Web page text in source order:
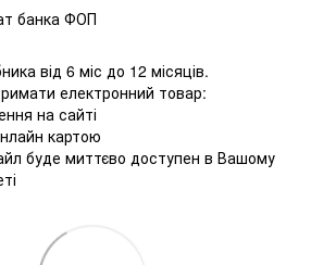
банка ФОП
від 6 міс до 12 місяців.
електронний товар:
на сайті
картою
буде миттєво доступен в Вашому